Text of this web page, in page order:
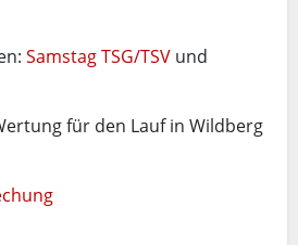
Samstag TSG/TSV und
für den Lauf in Wildberg